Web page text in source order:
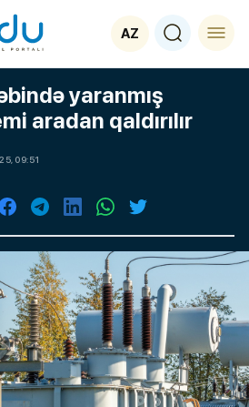
AZ
yaranmış
aradan qaldırılır
09:51